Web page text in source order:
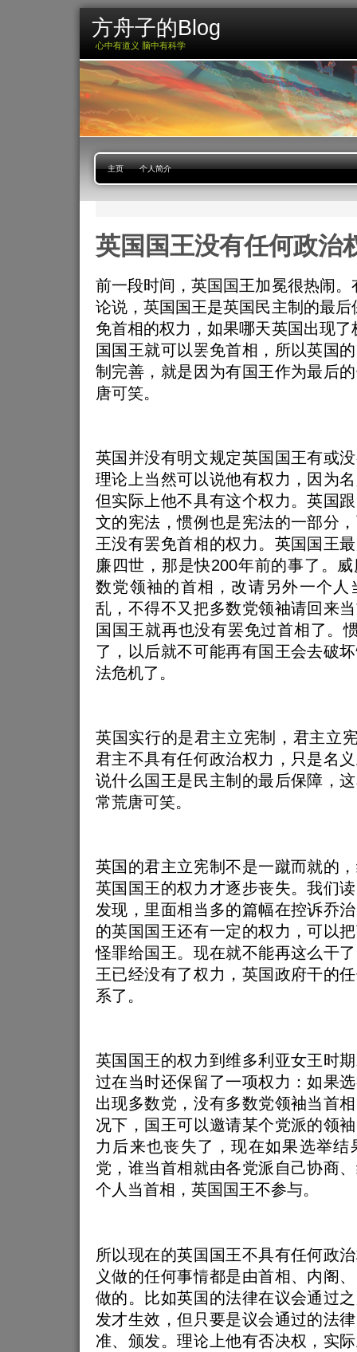
方舟子的Blog
心中有道义 脑中有科学
主页 个人简介
英国国王没有任何政治
前一段时间，英国国王加冕很热闹。
论说，英国国王是英国民主制的最后
免首相的权力，如果哪天英国出现了
国国王就可以罢免首相，所以英国
制完善，就是因为有国王作为最后
唐可笑。
英国并没有明文规定英国国王有或
理论上当然可以说他有权力，因为
但实际上他不具有这个权力。英国
文的宪法，惯例也是宪法的一部分
王没有罢免首相的权力。英国国王
廉四世，那是快200年前的事了。
数党领袖的首相，改请另外一个人
乱，不得不又把多数党领袖请回来
国国王就再也没有罢免过首相了。
了，以后就不可能再有国王会去破
法危机了。
英国实行的是君主立宪制，君主立
君主不具有任何政治权力，只是名
说什么国王是民主制的最后保障，
常荒唐可笑。
英国的君主立宪制不是一蹴而就的
英国国王的权力才逐步丧失。我们
发现，里面相当多的篇幅在控诉乔
的英国国王还有一定的权力，可以
怪罪给国王。现在就不能再这么干
王已经没有了权力，英国政府干的
系了。
英国国王的权力到维多利亚女王时
过在当时还保留了一项权力：如果
出现多数党，没有多数党领袖当首
况下，国王可以邀请某个党派的领
力后来也丧失了，现在如果选举结
党，谁当首相就由各党派自己协商
个人当首相，英国国王不参与。
所以现在的英国国王不具有任何政
义做的任何事情都是由首相、内阁
做的。比如英国的法律在议会通过
发才生效，但只要是议会通过的法
准、颁发。理论上他有否决权，实